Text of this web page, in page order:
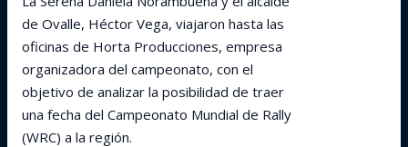
de Ovalle, Héctor Vega, viajaron hasta las
oficinas de Horta Producciones, empresa
organizadora del campeonato, con el
objetivo de analizar la posibilidad de traer
una fecha del Campeonato Mundial de Rally
(WRC) a la región.